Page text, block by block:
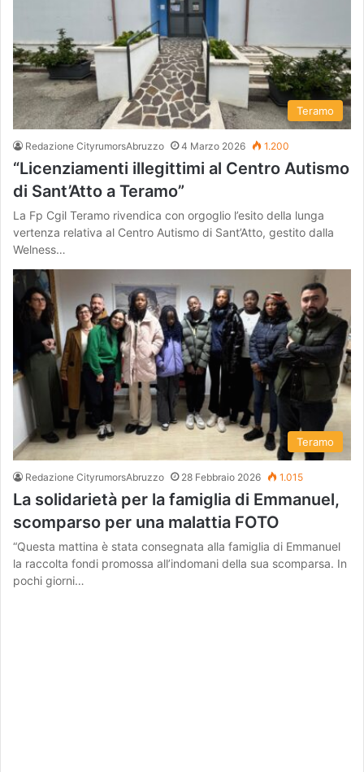
Teramo
Redazione CityrumorsAbruzzo 4 Marzo 2026 1.200
“Licenziamenti illegittimi al Centro Autismo
di Sant’Atto a Teramo”
La Fp Cgil Teramo rivendica con orgoglio l’esito della lunga
vertenza relativa al Centro Autismo di Sant’Atto, gestito dalla
Welness…
Teramo
Redazione CityrumorsAbruzzo 28 Febbraio 2026 1.015
La solidarietà per la famiglia di Emmanuel,
scomparso per una malattia FOTO
“Questa mattina è stata consegnata alla famiglia di Emmanuel
la raccolta fondi promossa all’indomani della sua scomparsa. In
pochi giorni…